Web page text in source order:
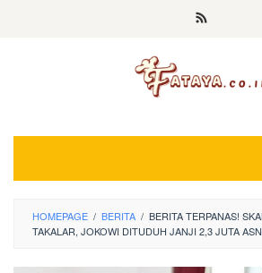
HOMEPAGE / BERITA / BERITA TERPANAS!
TAKALAR, JOKOWI DITUDUH JANJI 2,3 JUTA